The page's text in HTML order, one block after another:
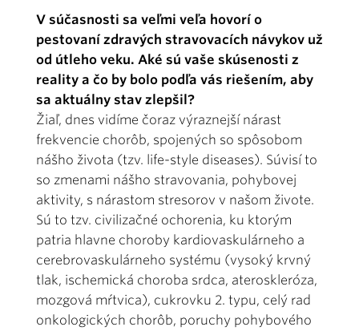
V súčasnosti sa veľmi veľa hovorí o
pestovaní zdravých stravovacích návykov už
od útleho veku. Aké sú vaše skúsenosti z
reality a čo by bolo podľa vás riešením, aby
sa aktuálny stav zlepšil?
Žiaľ, dnes vidíme čoraz výraznejší nárast
frekvencie chorôb, spojených so spôsobom
nášho života (tzv. life-style diseases). Súvisí to
so zmenami nášho stravovania, pohybovej
aktivity, s nárastom stresorov v našom živote.
Sú to tzv. civilizačné ochorenia, ku ktorým
patria hlavne choroby kardiovaskulárneho a
cerebrovaskulárneho systému (vysoký krvný
tlak, ischemická choroba srdca, ateroskleróza,
mozgová mŕtvica), cukrovku 2. typu, celý rad
onkologických chorôb, poruchy pohybového